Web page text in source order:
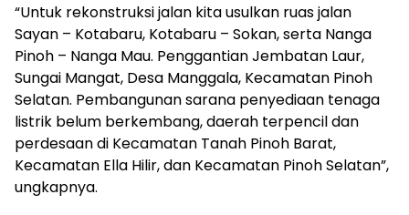
“Untuk rekonstruksi jalan kita usulkan ruas jalan
Sayan – Kotabaru, Kotabaru – Sokan, serta Nanga
Pinoh – Nanga Mau. Penggantian Jembatan Laur,
Sungai Mangat, Desa Manggala, Kecamatan Pinoh
Selatan. Pembangunan sarana penyediaan tenaga
listrik belum berkembang, daerah terpencil dan
perdesaan di Kecamatan Tanah Pinoh Barat,
Kecamatan Ella Hilir, dan Kecamatan Pinoh Selatan”,
ungkapnya.